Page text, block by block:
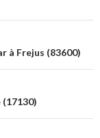
à Frejus (83600)